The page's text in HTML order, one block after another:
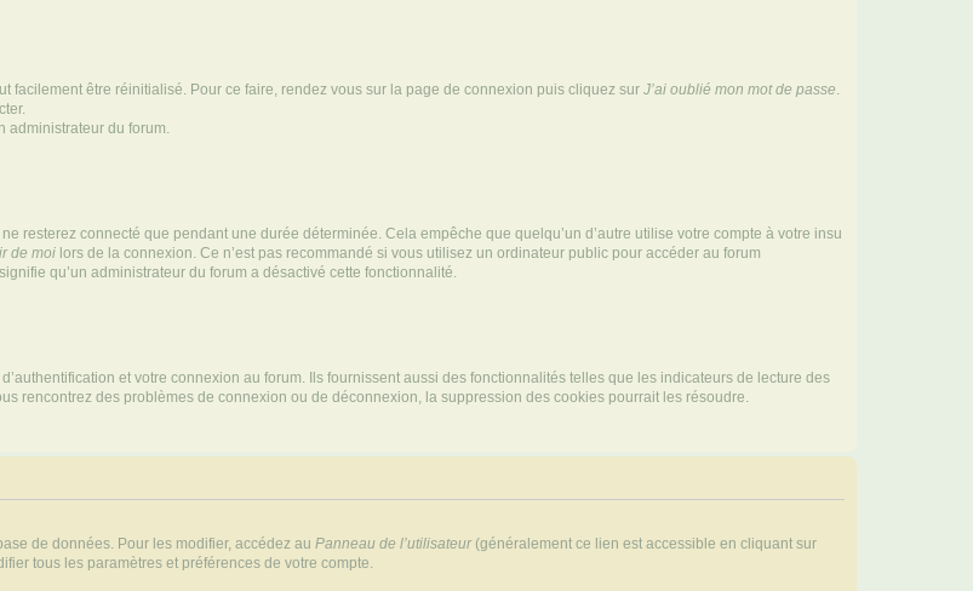
facilement être réinitialisé. Pour ce faire, rendez vous sur la page de connexion puis cliquez sur J’ai oublié mon mot de passe.
administrateur du forum.
resterez connecté que pendant une durée déterminée. Cela empêche que quelqu’un d’autre utilise votre compte à votre insu
de moi lors de la connexion. Ce n’est pas recommandé si vous utilisez un ordinateur public pour accéder au forum
qu’un administrateur du forum a désactivé cette fonctionnalité.
et votre connexion au forum. Ils fournissent aussi des fonctionnalités telles que les indicateurs de lecture des
rencontrez des problèmes de connexion ou de déconnexion, la suppression des cookies pourrait les résoudre.
de données. Pour les modifier, accédez au Panneau de l’utilisateur(généralement ce lien est accessible en cliquant sur
tous les paramètres et préférences de votre compte.